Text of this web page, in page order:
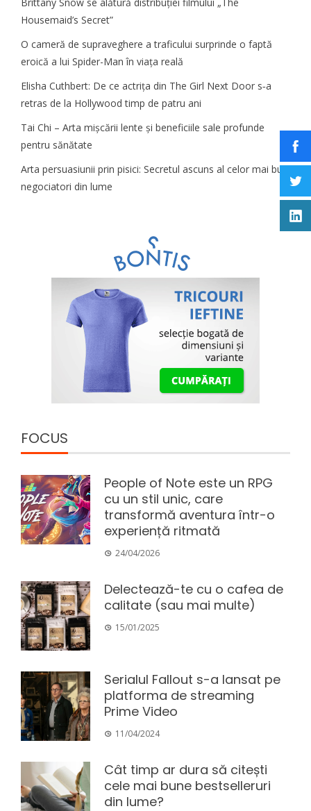
Housemaid’s Secret”
O cameră de supraveghere a traficului surprinde o faptă
eroică a lui Spider-Man în viața reală
Elisha Cuthbert: De ce actrița din The Girl Next Door s‑a
retras de la Hollywood timp de patru ani
Tai Chi – Arta mișcării lente și beneficiile sale profunde
pentru sănătate
Arta persuasiunii prin pisici: Secretul ascuns al celor mai buni
negociatori din lume
FOCUS
People of Note este un RPG
cu un stil unic, care
transformă aventura într-o
experiență ritmată
24/04/2026
Delectează-te cu o cafea de
calitate (sau mai multe)
15/01/2025
Serialul Fallout s-a lansat pe
platforma de streaming
Prime Video
11/04/2024
Cât timp ar dura să citești
cele mai bune bestselleruri
din lume?